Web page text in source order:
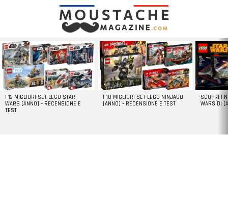
LATEST
STORIES
I 13 MIGLIORI SET LEGO STAR
WARS [ANNO] – RECENSIONE E
TEST
I 10 MIGLIORI SET LEGO NINJAGO
[ANNO] – RECENSIONE E TEST
SCOPRI I
WARS DI